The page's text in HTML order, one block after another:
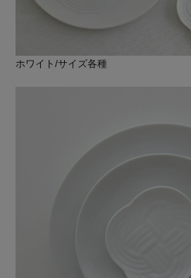
ホワイト/サイズ各種